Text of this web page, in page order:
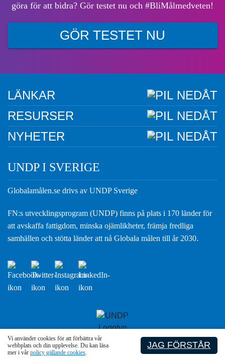
göra för att bidra? Gör testet nu och #BliMålmedveten!
GÖR TESTET NU
LÄNKAR
RESURSER
NYHETER
UNDP I SVERIGE
Globalamålen.se drivs av UNDP Sverige
FN:s utvecklingsprogram (UNDP) finns på plats i 170 länder för
att avskaffa fattigdom, minska ojämlikheter, främja fredliga
samhällen och stötta länder att nå Globala målen till år 2030.
Vi använder cookies för att förbättra vår
webbplats och din upplevelse. Du kan läsa
mer i vår policy gällande cookies.
JAG FÖRSTÅR